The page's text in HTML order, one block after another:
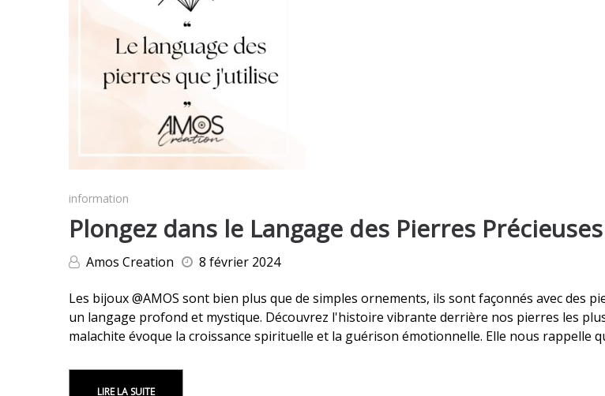
information
Plongez dans le Langage des Pierres
Amos Creation 8 février 2024
Les bijoux @AMOS sont bien plus que de simples ornements, ils sont façonnés avec des
un langage profond et mystique. Découvrez l'histoire vibrante derrière nos pierres les
malachite évoque la croissance spirituelle et la guérison émotionnelle. Elle nous rappelle
LIRE LA SUITE